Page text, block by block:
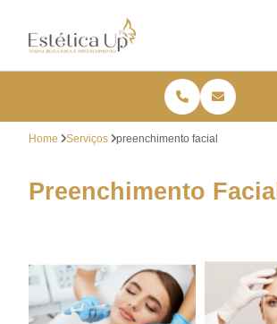
Home Serviços preenchimento facial
Preenchimento Facial